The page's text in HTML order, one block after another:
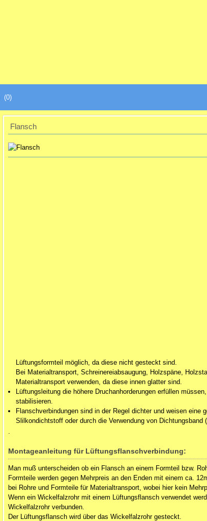
(0)
Flansch
Lüftungsformteil möglich, da diese nicht gesteckt sind.
Bei Materialtransport, Schreinereiabsaugung, Holzspäne,
Materialtransport verwenden, da diese innen glatter sind.
Lüftungsleitung die höhere Druchanhorderungen erfüllen
stabilisieren.
Flanschverbindungen sind in der Regel dichter und weisen
Slilkondichtstoff oder durch die Verwendung von Dichtungsband
.
Montageanleitung für Lüftungsflanschverbindung:
Man muß unterscheiden ob ein Flansch an einem Formteil bzw.
Formteile werden gegen Mehrpreis an den Enden mit einem ca.
bei Rohre und Formteile für Materialtransport, wobei hier kein
Wenn ein Wickelfalzrohr mit einem Lüftungsflansch verwendet
Wickelfalzrohr verbunden.
Der Lüftungsflansch wird über das Wickelfalzrohr gesteckt.